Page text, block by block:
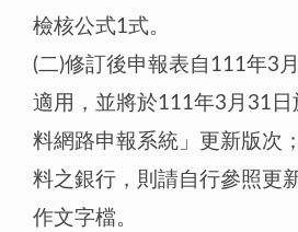
檢核公式1式。
(二)修訂後申報表自111年3
適用，並將於111年3月31日
料網路申報系統」更新版次
料之銀行，則請自行參照更
作文字檔。